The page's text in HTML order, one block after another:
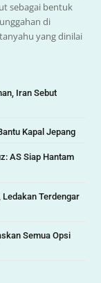
sebagai bentuk
di
yang dinilai
Iran Sebut
Kapal Jepang
AS Siap Hantam
Ledakan Terdengar
Semua Opsi